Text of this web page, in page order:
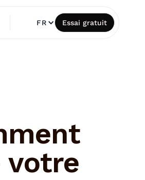
FR Essai gratuit
votre